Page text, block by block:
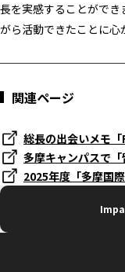
長を実感することがで
がら活動できたことに心
関連ページ
総長の出会いメモ「
多摩キャンパスで
2025年度「多摩国